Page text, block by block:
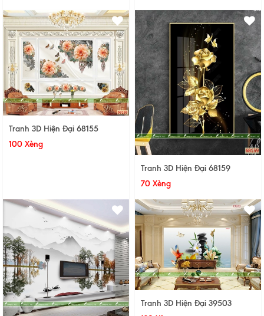
Tranh 3D Hiện Đại 68155
100 Xèng
Tranh 3D Hiện Đại 68159
70 Xèng
Tranh 3D Hiện Đại 39503